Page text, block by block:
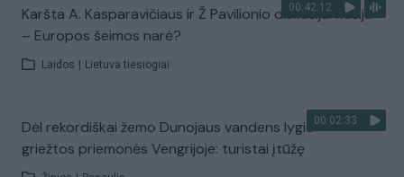
00:42:12
Karšta A. Kasparavičiaus ir Ž Pavilionio diskusija: Rusija
– Europos šeimos narė?
Laidos Lietuva tiesiogiai
00:02:33
Dėl rekordiškai žemo Dunojaus vandens lygio –
griežtos priemonės Vengrijoje: turistai įtūžę